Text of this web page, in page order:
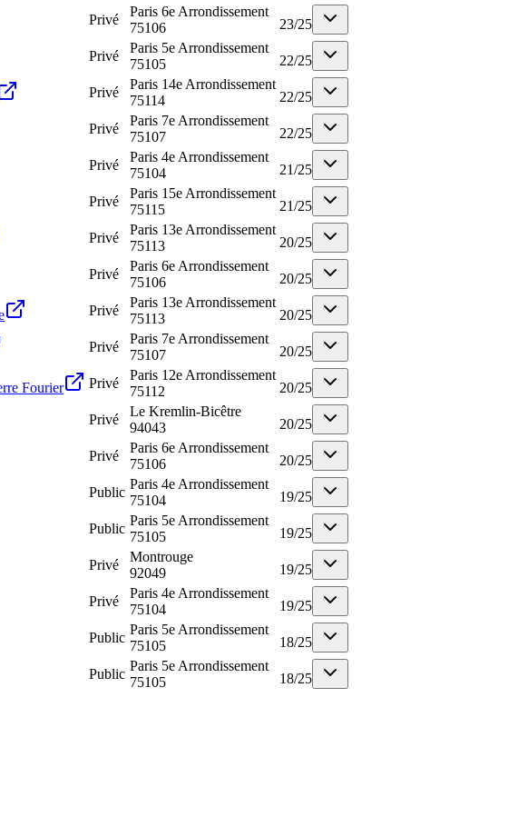
Privé
Paris 6e Arrondissement
75106
23/25
Privé
Paris 5e Arrondissement
75105
22/25
Privé
Paris 14e Arrondissement
75114
22/25
Privé
Paris 7e Arrondissement
75107
22/25
Privé
Paris 4e Arrondissement
75104
21/25
Privé
Paris 15e Arrondissement
75115
21/25
Privé
Paris 13e Arrondissement
75113
20/25
Privé
Paris 6e Arrondissement
75106
20/25
Privé
Paris 13e Arrondissement
75113
20/25
Privé
Paris 7e Arrondissement
75107
20/25
Fourier Privé
Paris 12e Arrondissement
75112
20/25
Privé
Le Kremlin-Bicêtre
94043
20/25
Privé
Paris 6e Arrondissement
75106
20/25
Public
Paris 4e Arrondissement
75104
19/25
Public
Paris 5e Arrondissement
75105
19/25
Privé
Montrouge
92049
19/25
Privé
Paris 4e Arrondissement
75104
19/25
Public
Paris 5e Arrondissement
75105
18/25
Public
Paris 5e Arrondissement
75105
18/25